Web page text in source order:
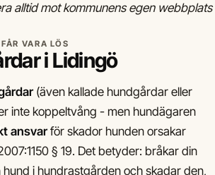
alltid mot kommunens egen webbplats
VARA LÖS
i Lidingö
(även kallade hundgårdar eller
inte koppeltvång - men hundägaren
ansvarför skador hunden orsakar
§ 19. Det betyder: bråkar din
hund i hundrastgården och skadar den,